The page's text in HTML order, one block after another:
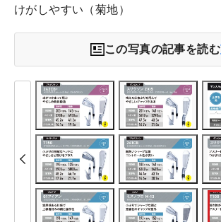
けがしやすい（菊地）
この写真の記事を読む